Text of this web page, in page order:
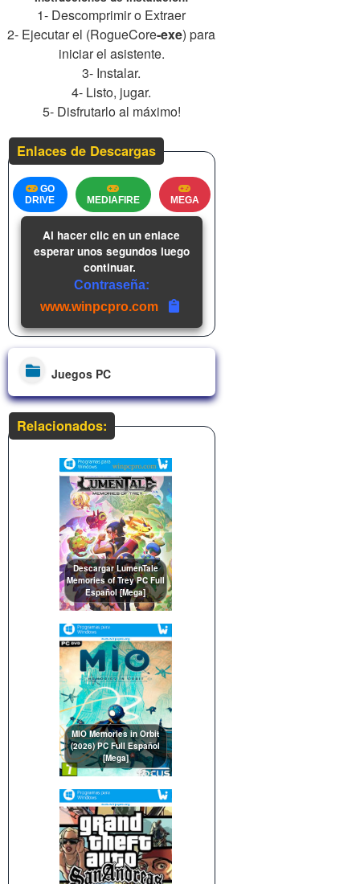
1- Descomprimir o Extraer
2- Ejecutar el (RogueCore-exe) para
iniciar el asistente.
3- Instalar.
4- Listo, jugar.
5- Disfrutarlo al máximo!
Enlaces de Descargas
GO
DRIVE
MEDIAFIRE MEGA
Al hacer clic en un enlace
esperar unos segundos luego
continuar.
Contraseña:
www.winpcpro.com
Juegos PC
Relacionados:
Descargar LumenTale
Memories of Trey PC Full
Español [Mega]
MIO Memories in Orbit
(2026) PC Full Español
[Mega]